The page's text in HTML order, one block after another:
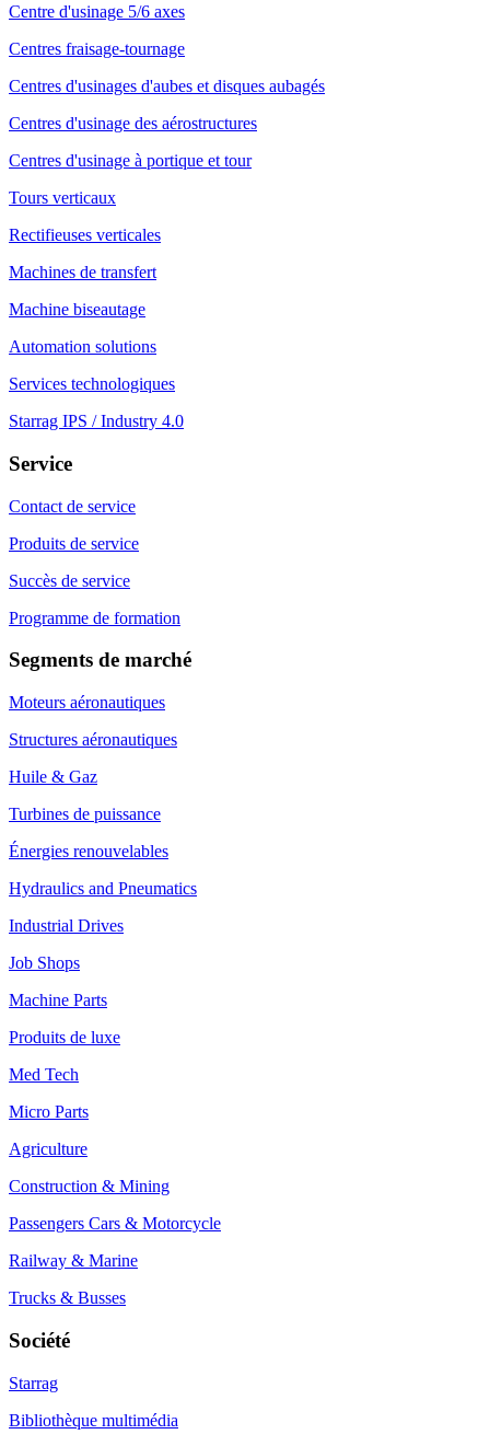
Centre d'usinage 5/6 axes
Centres fraisage-tournage
Centres d'usinages d'aubes et disques aubagés
Centres d'usinage des aérostructures
Centres d'usinage à portique et tour
Tours verticaux
Rectifieuses verticales
Machines de transfert
Machine biseautage
Automation solutions
Services technologiques
Starrag IPS / Industry 4.0
Service
Contact de service
Produits de service
Succès de service
Programme de formation
Segments de marché
Moteurs aéronautiques
Structures aéronautiques
Huile & Gaz
Turbines de puissance
Énergies renouvelables
Hydraulics and Pneumatics
Industrial Drives
Job Shops
Machine Parts
Produits de luxe
Med Tech
Micro Parts
Agriculture
Construction & Mining
Passengers Cars & Motorcycle
Railway & Marine
Trucks & Busses
Société
Starrag
Bibliothèque multimédia